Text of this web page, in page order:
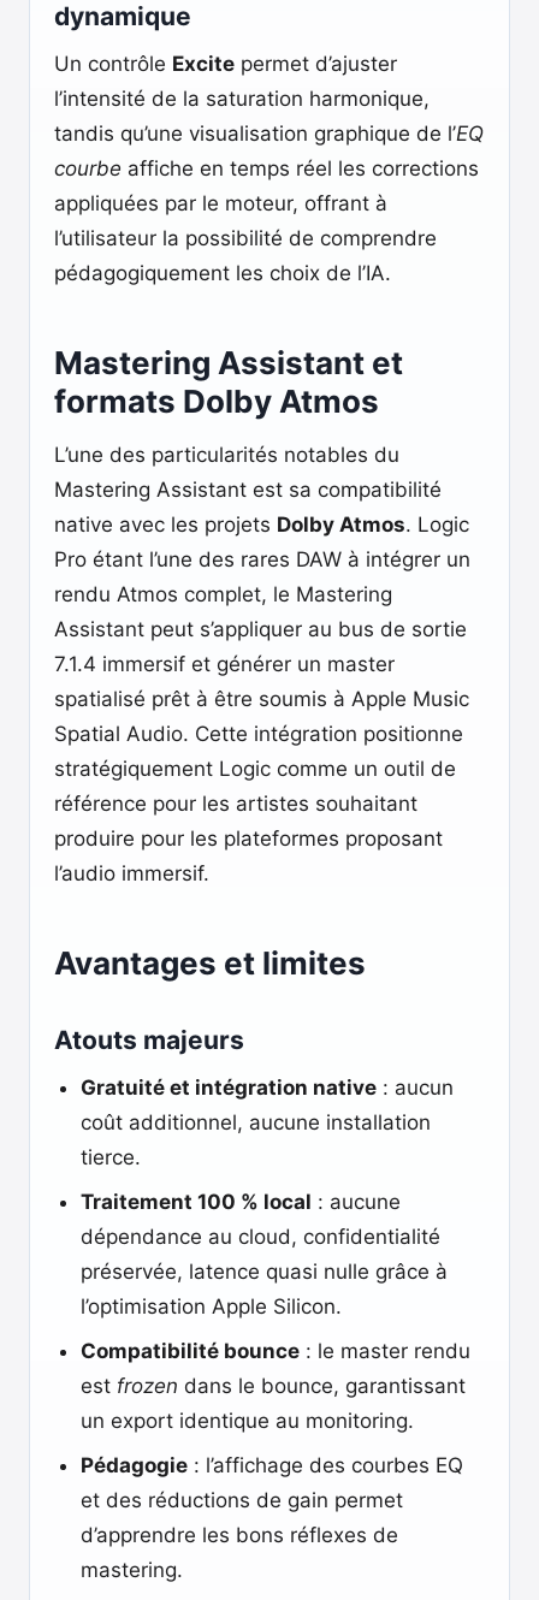
dynamique
Un contrôle Excite permet d’ajuster
l’intensité de la saturation harmonique,
tandis qu’une visualisation graphique de l’EQ
courbe affiche en temps réel les corrections
appliquées par le moteur, offrant à
l’utilisateur la possibilité de comprendre
pédagogiquement les choix de l’IA.
Mastering Assistant et
formats Dolby Atmos
L’une des particularités notables du
Mastering Assistant est sa compatibilité
native avec les projets Dolby Atmos. Logic
Pro étant l’une des rares DAW à intégrer un
rendu Atmos complet, le Mastering
Assistant peut s’appliquer au bus de sortie
7.1.4 immersif et générer un master
spatialisé prêt à être soumis à Apple Music
Spatial Audio. Cette intégration positionne
stratégiquement Logic comme un outil de
référence pour les artistes souhaitant
produire pour les plateformes proposant
l’audio immersif.
Avantages et limites
Atouts majeurs
Gratuité et intégration native : aucun
coût additionnel, aucune installation
tierce.
Traitement 100 % local : aucune
dépendance au cloud, confidentialité
préservée, latence quasi nulle grâce à
l’optimisation Apple Silicon.
Compatibilité bounce : le master rendu
est frozen dans le bounce, garantissant
un export identique au monitoring.
Pédagogie : l’affichage des courbes EQ
et des réductions de gain permet
d’apprendre les bons réflexes de
mastering.